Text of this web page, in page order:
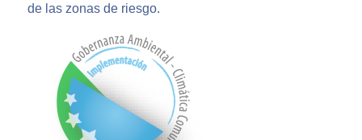
de las zonas de riesgo.